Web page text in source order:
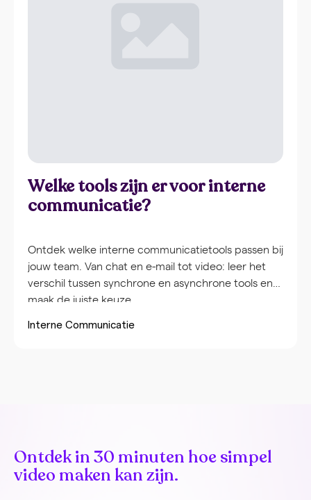
Welke tools zijn er voor interne
communicatie?
Ontdek welke interne communicatietools passen bij
jouw team. Van chat en e-mail tot video: leer het
verschil tussen synchrone en asynchrone tools en
maak de juiste keuze.
Interne Communicatie
Ontdek in 30 minuten hoe simpel
video maken kan zijn.